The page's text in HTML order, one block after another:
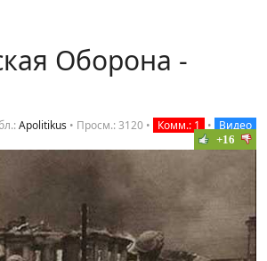
Оборона -
Apolitikus • Просм.: 3120 • Комм.: 1 • Видео
+16